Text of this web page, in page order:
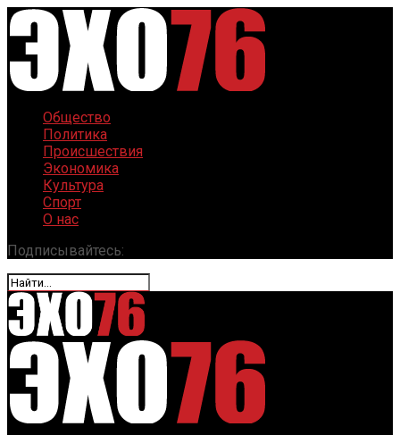
Общество
Политика
Происшествия
Экономика
Культура
Спорт
О нас
Подписывайтесь: